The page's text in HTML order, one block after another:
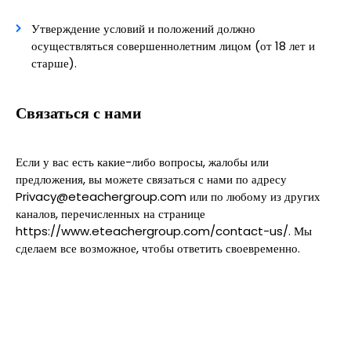
Утверждение условий и положений должно
осуществляться совершеннолетним лицом (от 18 лет и
старше).
Связаться с нами
Если у вас есть какие-либо вопросы, жалобы или
предложения, вы можете связаться с нами по адресу
Privacy@eteachergroup.com или по любому из других
каналов, перечисленных на странице
https://www.eteachergroup.com/contact-us/. Мы
сделаем все возможное, чтобы ответить своевременно.